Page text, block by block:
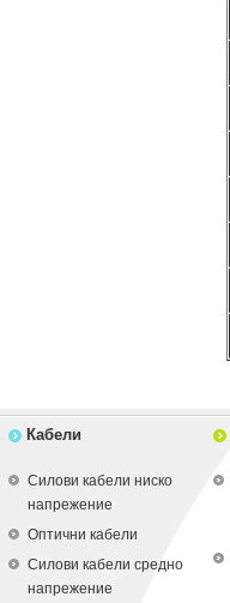
Кабели
Силови кабели ниско
напрежение
Оптични кабели
Силови кабели средно
напрежение